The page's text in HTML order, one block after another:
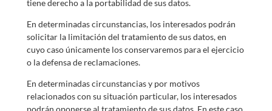
tiene derecho a la portabilidad de sus datos.
En determinadas circunstancias, los interesados podrán
solicitar la limitación del tratamiento de sus datos, en
cuyo caso únicamente los conservaremos para el ejercicio
o la defensa de reclamaciones.
En determinadas circunstancias y por motivos
relacionados con su situación particular, los interesados